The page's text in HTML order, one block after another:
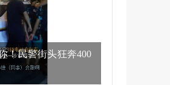
！民警街头狂奔400